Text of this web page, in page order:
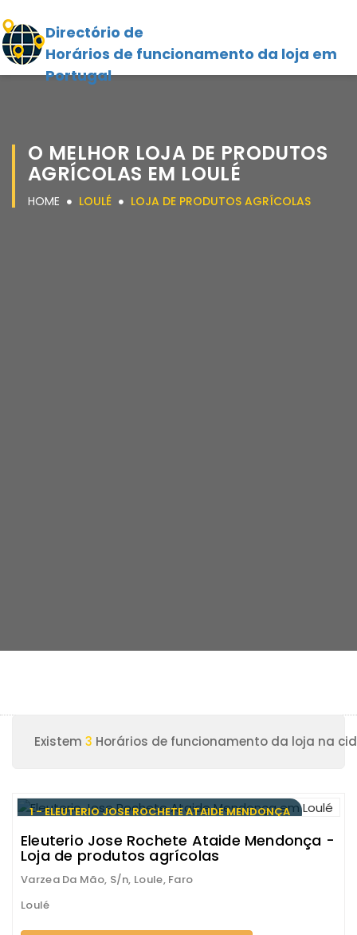
Directório de
Horários de funcionamento da loja em
Portugal
O MELHOR LOJA DE PRODUTOS
AGRÍCOLAS EM LOULÉ
HOME LOULÉ LOJA DE PRODUTOS AGRÍCOLAS
Existem 3 Horários de funcionamento da loja na
1 - ELEUTERIO JOSE ROCHETE ATAIDE MENDONÇA
Eleuterio Jose Rochete Ataide Mendonça -
Loja de produtos agrícolas
Varzea Da Mão, S/n, Loule, Faro
Loulé